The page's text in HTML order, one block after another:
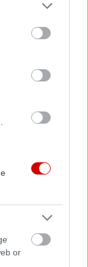
more Google
may click to
party tags to
below Google
or
να
εξελίξεις
των blogs ή
τότε, η
ένα
με τα